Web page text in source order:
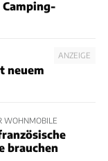
ANZEIGE
neuem
WOHNMOBILE
brauchen